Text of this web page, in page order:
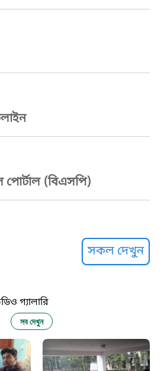
পোর্টাল (বিএসপি)
প্রতিরোধ
সকল দেখুন
গ্যালারি
সব দেখুন